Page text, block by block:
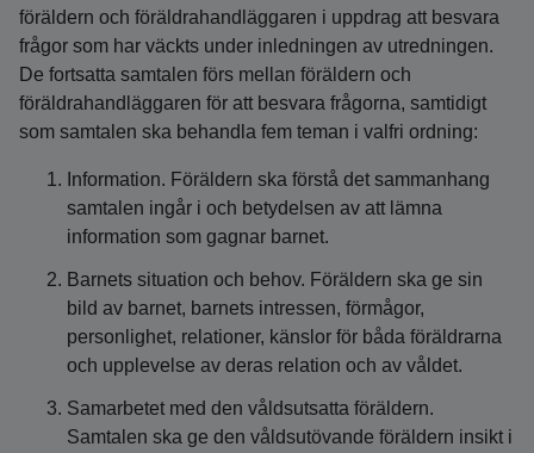
föräldern och föräldrahandläggaren i uppdrag att besvara
frågor som har väckts under inledningen av utredningen.
De fortsatta samtalen förs mellan föräldern och
föräldrahandläggaren för att besvara frågorna, samtidigt
som samtalen ska behandla fem teman i valfri ordning:
Information. Föräldern ska förstå det sammanhang
samtalen ingår i och betydelsen av att lämna
information som gagnar barnet.
Barnets situation och behov. Föräldern ska ge sin
bild av barnet, barnets intressen, förmågor,
personlighet, relationer, känslor för båda föräldrarna
och upplevelse av deras relation och av våldet.
Samarbetet med den våldsutsatta föräldern.
Samtalen ska ge den våldsutövande föräldern insikt i